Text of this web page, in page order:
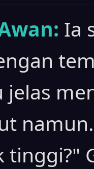
Ia
jelas
tinggi?"